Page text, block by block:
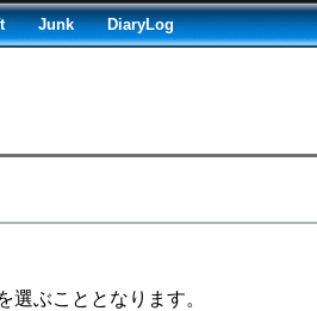
Junk DiaryLog
ぶこととなります。